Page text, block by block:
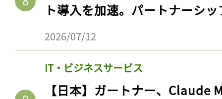
ト導入を加速。パートナーシ
2026/07/12
IT・ビジネスサービス
【日本】ガートナー、Claude